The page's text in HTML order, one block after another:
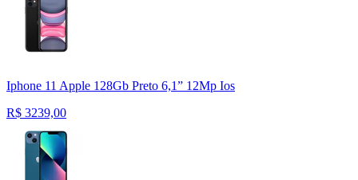
Iphone 11 Apple 128Gb Preto 6,1” 12Mp Ios
R$ 3239,00